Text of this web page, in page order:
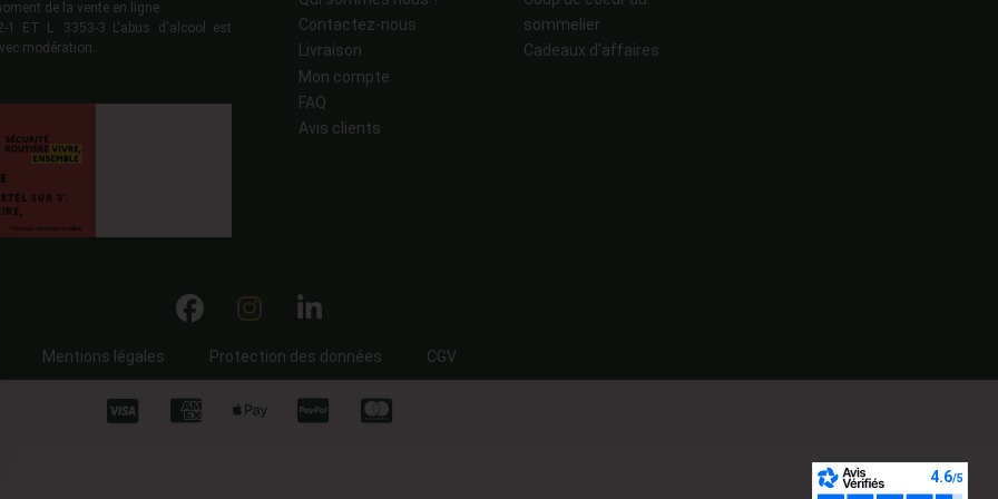
de la vente en ligne.
1 ET L. 3353-3 L'abus d'alcool est
modération.
Contactez-nous
Livraison
Mon compte
FAQ
Avis clients
sommelier
Cadeaux d'affaires
Mentions légales Protection des données CGV